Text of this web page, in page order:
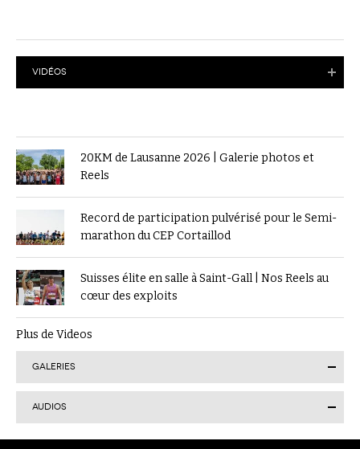
VIDÉOS
20KM de Lausanne 2026 | Galerie photos et
Reels
Record de participation pulvérisé pour le Semi-
marathon du CEP Cortaillod
Suisses élite en salle à Saint-Gall | Nos Reels au
cœur des exploits
Plus de Videos
GALERIES
AUDIOS